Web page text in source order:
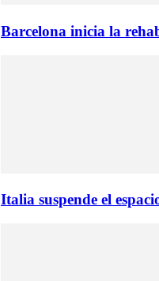
Barcelona inicia la
Italia suspende el